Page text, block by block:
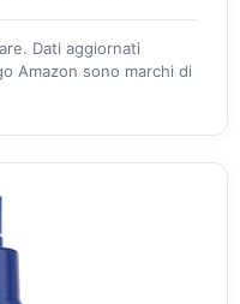
Dati aggiornati
Amazon sono marchi di